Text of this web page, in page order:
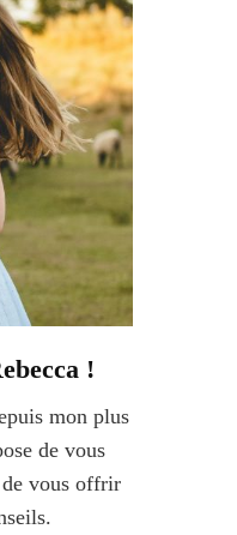
!
mon plus
de vous
de vous offrir